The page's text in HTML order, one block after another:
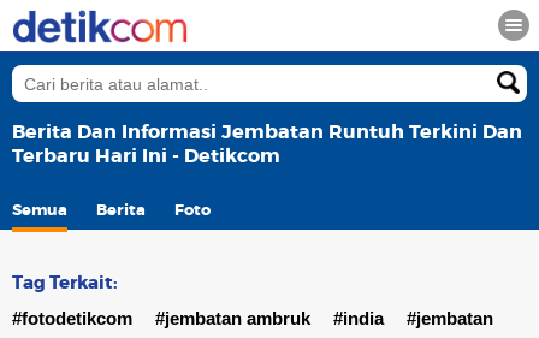
Berita Dan Informasi Jembatan Runtuh Terkini Dan
Terbaru Hari Ini - Detikcom
Semua Berita Foto
Tag Terkait:
#fotodetikcom #jembatan ambruk #india
#jembatan